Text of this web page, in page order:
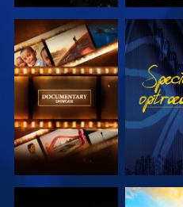
UDFORSK
SERIEN
SE